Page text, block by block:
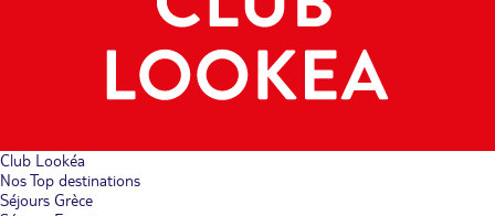
Club Lookéa
Nos Top destinations
Séjours Grèce